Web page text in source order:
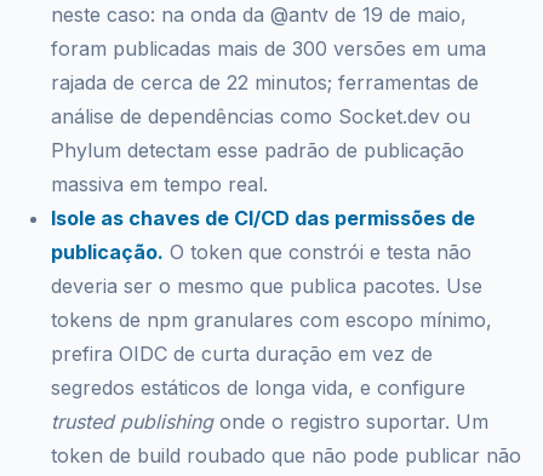
neste caso: na onda da @antv de 19 de maio,
foram publicadas mais de 300 versões em uma
rajada de cerca de 22 minutos; ferramentas de
análise de dependências como Socket.dev ou
Phylum detectam esse padrão de publicação
massiva em tempo real.
Isole as chaves de CI/CD das permissões de
publicação. O token que constrói e testa não
deveria ser o mesmo que publica pacotes. Use
tokens de npm granulares com escopo mínimo,
prefira OIDC de curta duração em vez de
segredos estáticos de longa vida, e configure
trusted publishingonde o registro suportar. Um
token de build roubado que não pode publicar não